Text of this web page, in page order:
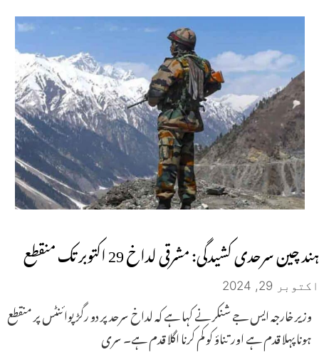
ہند چین سرحدی کشیدگی: مشرقی لداخ 29 اکتوبر تک منقطع
اکتوبر 29, 2024
وزیر خارجہ ایس جے شنکر نے کہا ہے کہ لداخ سرحد پر دو رگڑ پوائنٹس پر منقطع
ہونا پہلا قدم ہے اور تناؤ کو کم کرنا اگلا قدم ہے۔ سری